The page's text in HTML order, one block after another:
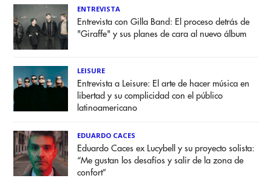
ENTREVISTA
Entrevista con Gilla Band: El proceso detrás de
"Giraffe" y sus planes de cara al nuevo álbum
LEISURE
Entrevista a Leisure: El arte de hacer música en
libertad y su complicidad con el público
latinoamericano
EDUARDO CACES
Eduardo Caces ex Lucybell y su proyecto solista:
“Me gustan los desafíos y salir de la zona de
confort”